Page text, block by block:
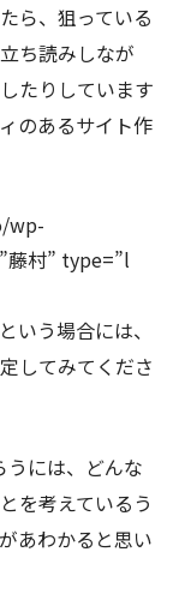
ら、狙っている
ち読みしなが
たりしています
のあるサイト作
wp-
村” type=”l
いう場合には、
してみてくださ
うには、どんな
を考えているう
あわかると思い